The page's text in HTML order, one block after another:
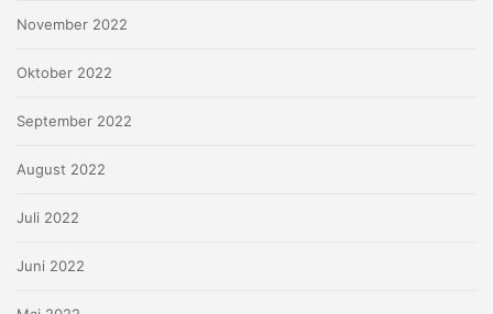
November 2022
Oktober 2022
September 2022
August 2022
Juli 2022
Juni 2022